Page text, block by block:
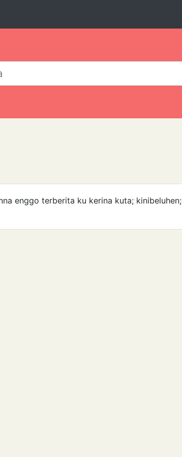
enggo terberita ku kerina kuta; kinibeluhen;